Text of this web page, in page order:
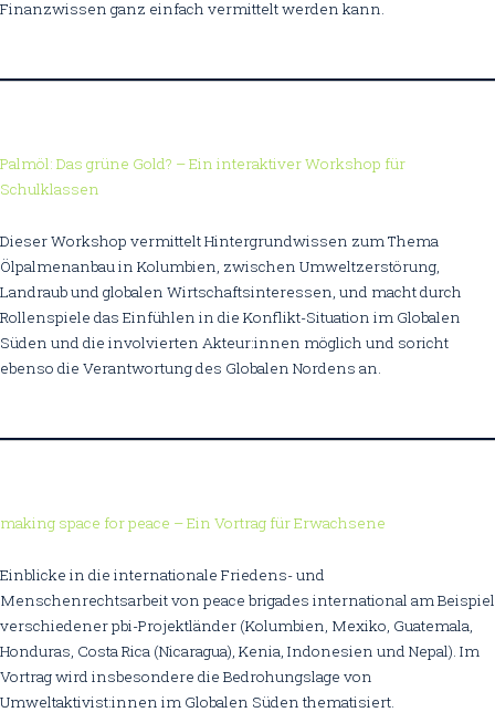
Finanzwissen ganz einfach vermittelt werden kann.
Palmöl: Das grüne Gold? – Ein interaktiver Workshop für
Schulklassen
Dieser Workshop vermittelt Hintergrundwissen zum Thema
Ölpalmenanbau in Kolumbien, zwischen Umweltzerstörung,
Landraub und globalen Wirtschaftsinteressen, und macht durch
Rollenspiele das Einfühlen in die Konflikt-Situation im Globalen
Süden und die involvierten Akteur:innen möglich und soricht
ebenso die Verantwortung des Globalen Nordens an.
making space for peace – Ein Vortrag für Erwachsene
Einblicke in die internationale Friedens- und
Menschenrechtsarbeit von peace brigades international am Beispiel
verschiedener pbi-Projektländer (Kolumbien, Mexiko, Guatemala,
Honduras, Costa Rica (Nicaragua), Kenia, Indonesien und Nepal). Im
Vortrag wird insbesondere die Bedrohungslage von
Umweltaktivist:innen im Globalen Süden thematisiert.